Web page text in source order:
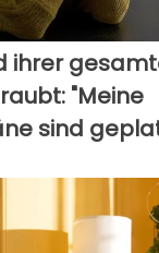
ihrer
"Meine
sind